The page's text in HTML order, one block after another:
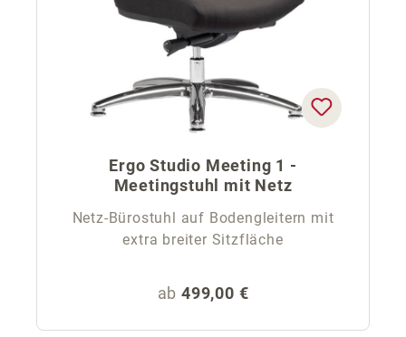
Ergo Studio Meeting 1 -
Meetingstuhl mit Netz
Netz-Bürostuhl auf Bodengleitern mit
extra breiter Sitzfläche
Regulärer Preis:
ab 499,00 €